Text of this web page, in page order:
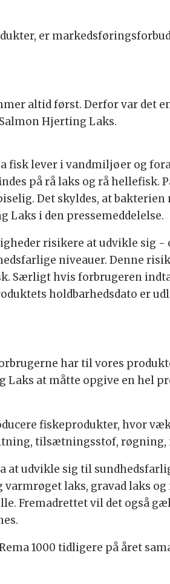
er
altid først. Derfor var det
Hjerting Laks.
fisk lever i vandmiljøer og
på rå laks og rå hellefisk.
Det skyldes, at
i den pressemeddelelse.
risikere at udvikle sig -
niveauer. Denne
Særligt hvis forbrugeren
holdbarhedsdato er
har til vores
at måtte opgive en hel
fiskeprodukter, hvor
tilsætningsstof,
at udvikle sig til
laks, gravad laks
Fremadrettet vil det også
1000 tidligere på året